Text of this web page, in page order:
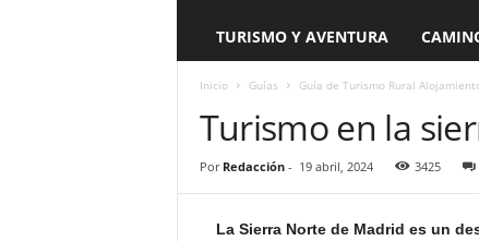
TURISMO Y AVENTURA
Inicio Guías Guía de Turismo Rural
Turismo en la
Por Redacción- 19 abril, 2024 3425
La Sierra Norte de Madrid es un